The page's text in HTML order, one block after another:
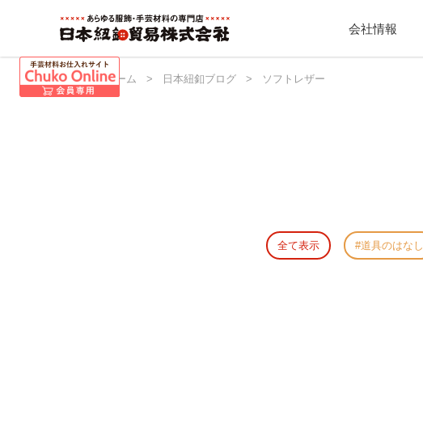
会社情報
日本紐釦 ホーム > 日本紐釦ブログ > ソフトレザー
全て表示 道具のはなし